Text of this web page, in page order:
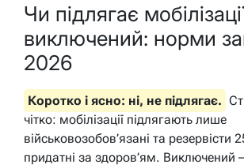
Чи підлягає
виключений: норми
2026
Коротко і ясно: ні, не підлягає.
чітко: мобілізації підлягають лише
військовозобов’язані та резервісти
придатні за здоров’ям. Виключений